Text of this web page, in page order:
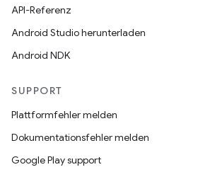
API-Referenz
Android Studio herunterladen
Android NDK
SUPPORT
Plattformfehler melden
Dokumentationsfehler melden
Google Play support